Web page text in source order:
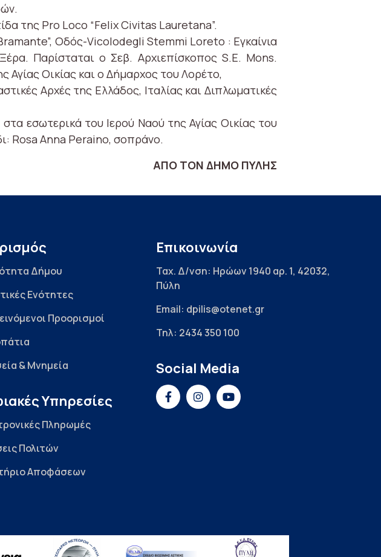
της Pro Loco “Felix Civitas Lauretana”.
Οδός-Vicolodegli Stemmi Loreto : Εγκαίνια
Παρίσταται ο Σεβ. Αρχιεπίσκοπος S.E. Mons.
Οικίας και ο Δήμαρχος του Λορέτο,
Αρχές της Ελλάδος, Ιταλίας και Διπλωματικές
εσωτερικά του Ιερού Ναού της Αγίας Οικίας του
Rosa Anna Peraino, σοπράνο.
ΑΠΟ ΤΟΝ ΔΗΜΟ ΠΥΛΗΣ
Δήμου
Ενότητες
Προορισμοί
& Μνημεία
Υπηρεσίες
Πληρωμές
Πολιτών
Αποφάσεων
Επικοινωνία
Ταχ. Δ/νση: Ηρώων 1940 αρ. 1, 42032,
Πύλη
Email: dpilis@otenet.gr
Τηλ: 2434 350 100
Social Media